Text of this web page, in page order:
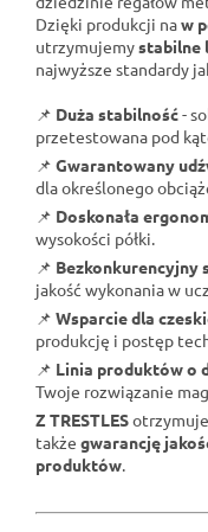
Dzięki produkcji naw
utrzymujemystabilne
najwyższe standardy
📌 Duża stabilność-
przetestowana pod
📌 Gwarantowany
dla określonego
📌 Doskonała
wysokości półki.
📌 Bezkonkurencyjny
jakość wykonania w
📌 Wsparcie dla
produkcję i postęp
📌 Linia produktów o
Twoje rozwiązanie
Z TRESTLES
także gwarancję
produktów